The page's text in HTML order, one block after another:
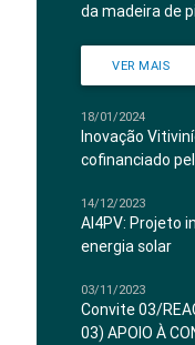
da madeira de
VER MAIS
18/01/2024
Inovação
cofinanciado
14/12/2023
AI4PV: Projeto
energia solar
03/11/2023
Convite 03/
03) APOIO À